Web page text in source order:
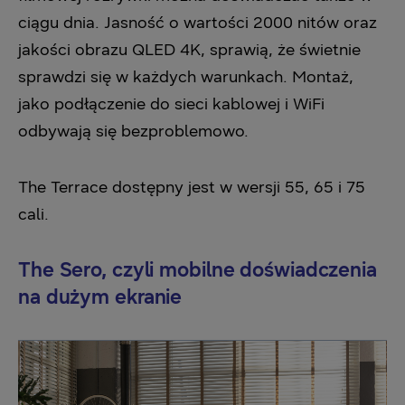
ciągu dnia. Jasność o wartości 2000 nitów oraz
jakości obrazu QLED 4K, sprawią, że świetnie
sprawdzi się w każdych warunkach. Montaż,
jako podłączenie do sieci kablowej i WiFi
odbywają się bezproblemowo.
The Terrace dostępny jest w wersji 55, 65 i 75
cali.
The Sero, czyli mobilne doświadczenia
na dużym ekranie